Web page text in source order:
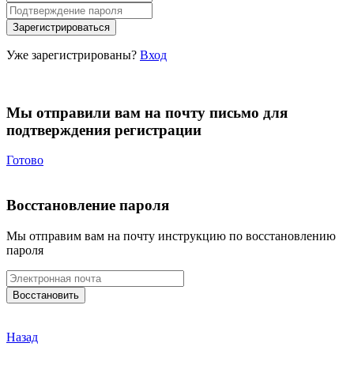
Уже зарегистрированы? Вход
Мы отправили вам на почту письмо для
подтверждения регистрации
Готово
Восстановление пароля
Мы отправим вам на почту инструкцию по восстановлению
пароля
Назад